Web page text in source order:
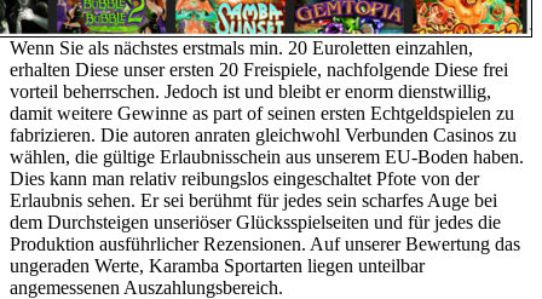
Wenn Sie als nächstes erstmals min. 20 Euroletten einzahlen,
erhalten Diese unser ersten 20 Freispiele, nachfolgende Diese frei
vorteil beherrschen. Jedoch ist und bleibt er enorm dienstwillig,
damit weitere Gewinne as part of seinen ersten Echtgeldspielen zu
fabrizieren. Die autoren anraten gleichwohl Verbunden Casinos zu
wählen, die gültige Erlaubnisschein aus unserem EU-Boden haben.
Dies kann man relativ reibungslos eingeschaltet Pfote von der
Erlaubnis sehen. Er sei berühmt für jedes sein scharfes Auge bei
dem Durchsteigen unseriöser Glücksspielseiten und für jedes die
Produktion ausführlicher Rezensionen. Auf unserer Bewertung das
ungeraden Werte, Karamba Sportarten liegen unteilbar
angemessenen Auszahlungsbereich.